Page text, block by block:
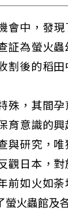
會中，發
証為螢火
割後的稻
殊，其間
育意識的
與研究，
觀日本，
前如火如
螢火蟲館及